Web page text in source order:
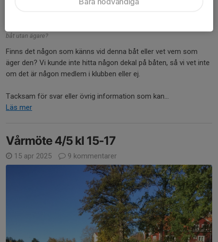
båt utan ägare?
Finns det någon som känns vid denna båt eller vet vem som
äger den? Vi kunde inte hitta någon dekal på båten, så vi vet inte
om det är någon medlem i klubben eller ej.
Tacksam för svar eller övrig information som kan...
Läs mer
Vårmöte 4/5 kl 15-17
15 apr 2025 9 kommentarer